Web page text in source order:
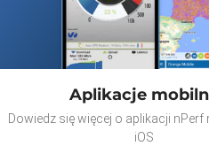
Aplikacje
Dowiedz się więcej o aplikacji nPerf
iOS